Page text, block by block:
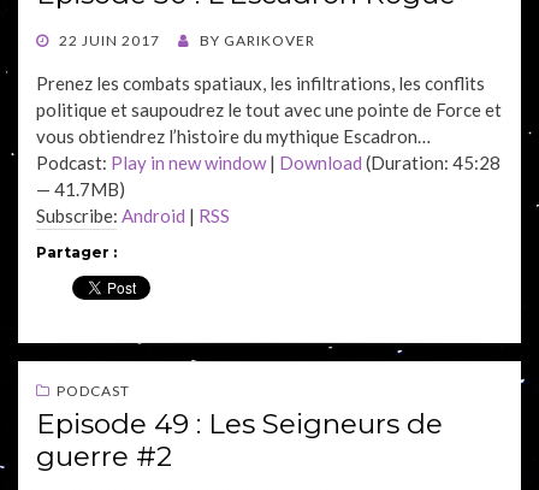
POSTED
22 JUIN 2017 BY GARIKOVER
Prenez les combats spatiaux, les infiltrations, les conflits
politique et saupoudrez le tout avec une pointe de Force et
vous obtiendrez l’histoire du mythique Escadron…
Podcast: Play in new window| Download (Duration: 45:28
— 41.7MB)
Subscribe: Android | RSS
Partager :
PODCAST
Episode 49 : Les Seigneurs de
guerre #2